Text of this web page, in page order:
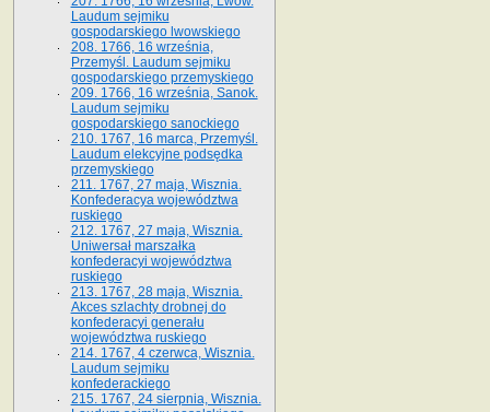
Laudum sejmiku
gospodarskiego lwowskiego
208. 1766, 16 września,
Przemyśl. Laudum sejmiku
gospodarskiego przemyskiego
209. 1766, 16 września, Sanok.
Laudum sejmiku
gospodarskiego sanockiego
210. 1767, 16 marca, Przemyśl.
Laudum elekcyjne podsędka
przemyskiego
211. 1767, 27 maja, Wisznia.
Konfederacya województwa
ruskiego
212. 1767, 27 maja, Wisznia.
Uniwersał marszałka
konfederacyi województwa
ruskiego
213. 1767, 28 maja, Wisznia.
Akces szlachty drobnej do
konfederacyi generału
województwa ruskiego
214. 1767, 4 czerwca, Wisznia.
Laudum sejmiku
konfederackiego
215. 1767, 24 sierpnia, Wisznia.